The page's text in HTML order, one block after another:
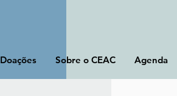
Doações Sobre o CEAC Agenda